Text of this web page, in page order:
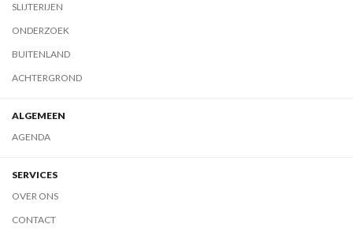
SLIJTERIJEN
ONDERZOEK
BUITENLAND
ACHTERGROND
ALGEMEEN
AGENDA
SERVICES
OVER ONS
CONTACT